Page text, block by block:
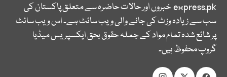
express.pkخبروں اور حالات حاضرہ سے متعلق پاکستان کی
سب سے زیادہ وزٹ کی جانے والی ویب سائٹ ہے۔ اس ویب سائٹ
پر شائع شدہ تمام مواد کے جملہ حقوق بحق ایکسپریس میڈیا
گروپ محفوظ ہیں۔